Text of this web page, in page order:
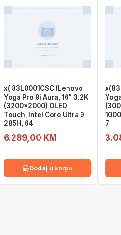
x( 83L0001CSC )Lenovo
Yoga Pro 9i Aura, 16" 3.2K
(3200x2000) OLED
Touch, Intel Core Ultra 9
285H, 64
6.289,00 KM
Dodaj u korpu
7